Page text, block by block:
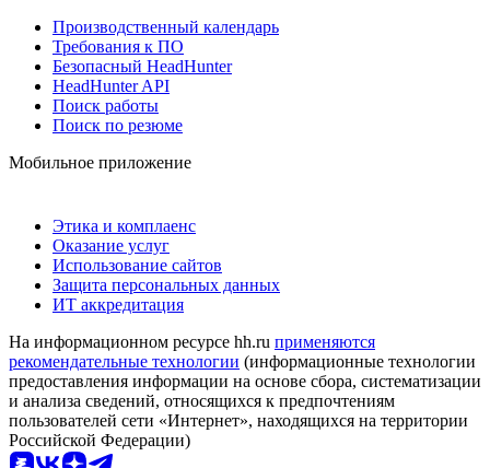
Производственный календарь
Требования к ПО
Безопасный HeadHunter
HeadHunter API
Поиск работы
Поиск по резюме
Мобильное приложение
Этика и комплаенс
Оказание услуг
Использование сайтов
Защита персональных данных
ИТ аккредитация
На информационном ресурсе hh.ru применяются
рекомендательные технологии (информационные технологии
предоставления информации на основе сбора, систематизации
и анализа сведений, относящихся к предпочтениям
пользователей сети «Интернет», находящихся на территории
Российской Федерации)